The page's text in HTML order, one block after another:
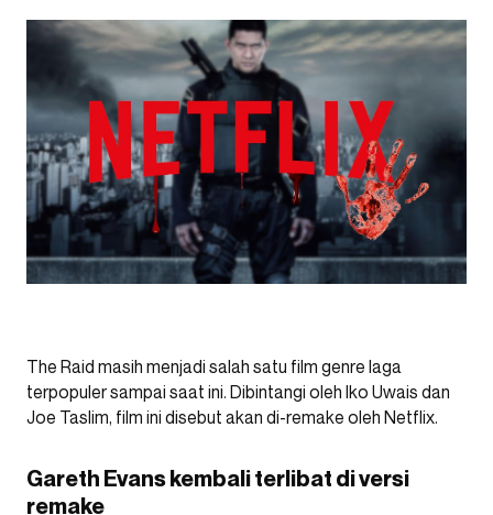
The Raid masih menjadi salah satu film genre laga
terpopuler sampai saat ini. Dibintangi oleh Iko Uwais dan
Joe Taslim, film ini disebut akan di-remake oleh Netflix.
Gareth Evans kembali terlibat di versi
remake